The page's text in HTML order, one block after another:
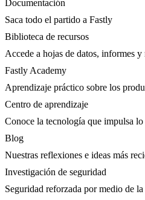
Documentación
Saca todo el partido a Fastly
Biblioteca de recursos
Accede a hojas de datos, informes y
Fastly Academy
Aprendizaje práctico sobre los
Centro de aprendizaje
Conoce la tecnología que impulsa
Blog
Nuestras reflexiones e ideas más
Investigación de seguridad
Seguridad reforzada por medio de